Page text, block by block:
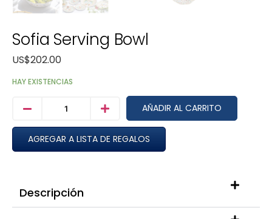
Sofia Serving Bowl
US$202.00
HAY EXISTENCIAS
AÑADIR AL CARRITO
AGREGAR A LISTA DE REGALOS
Descripción